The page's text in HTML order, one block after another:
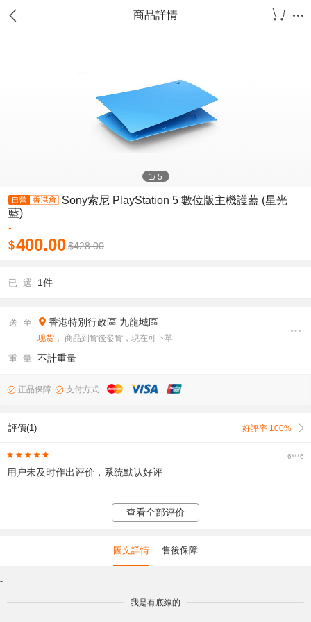
商品詳情
1/5
Sony索尼 PlayStation 5 數位版主機護蓋 (星光
藍)
-
$400.00$428.00
已 選 1件
送 至 香港特別行政區 九龍城區
现货 ， 商品到貨後發貨，現在可下單
重 量 不計重量
正品保障 支付方式
評價(1) 好評率 100%
6***6
用户未及时作出评价，系统默认好评
查看全部评价
圖文詳情 售後保障
-
我是有底線的